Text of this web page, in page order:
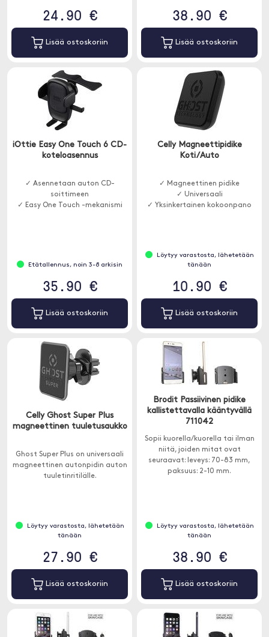
24.90 €
Lisää ostoskoriin
38.90 €
Lisää ostoskoriin
iOttie Easy One Touch 6 CD-
koteloasennus
✓ Asennetaan auton CD-
soittimeen
✓ Easy One Touch -mekanismi
Etätallennus, noin 3-8 arkisin
35.90 €
Lisää ostoskoriin
Celly Magneettipidike
Koti/Auto
✓ Magneettinen pidike
✓ Universaali
✓ Yksinkertainen kokoonpano
Löytyy varastosta, lähetetään
tänään
10.90 €
Lisää ostoskoriin
Celly Ghost Super Plus
magneettinen tuuletusaukko
Ghost Super Plus on universaali
magneettinen autonpidin auton
tuuletinritilälle.
Löytyy varastosta, lähetetään
tänään
27.90 €
Lisää ostoskoriin
Brodit Passiivinen pidike
kallistettavalla kääntyvällä
711042
Sopii kuorella/kuorella tai ilman
niitä, joiden mitat ovat
seuraavat: leveys: 70-83 mm,
paksuus: 2-10 mm.
Löytyy varastosta, lähetetään
tänään
38.90 €
Lisää ostoskoriin